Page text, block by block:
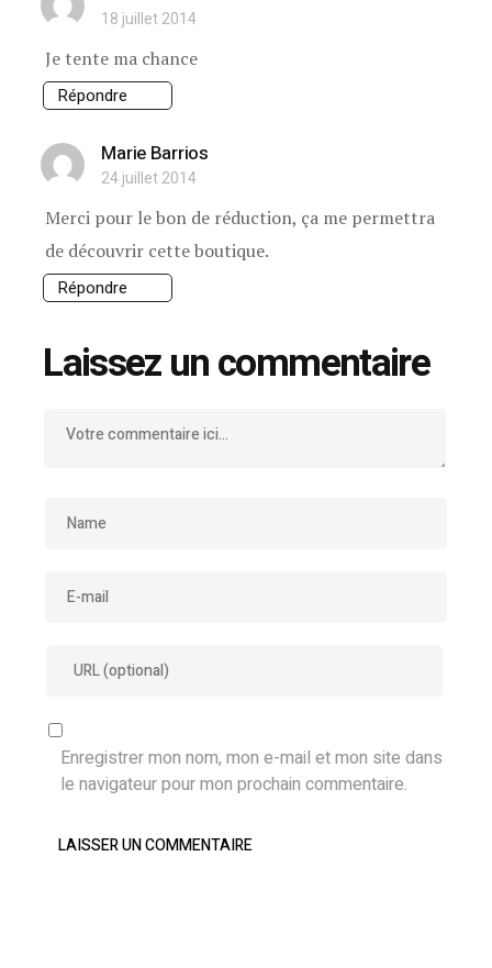
18 juillet 2014
Je tente ma chance
Répondre
Marie Barrios
24 juillet 2014
Merci pour le bon de réduction, ça me permettra
de découvrir cette boutique.
Répondre
Laissez un commentaire
Enregistrer mon nom, mon e-mail et mon site dans
le navigateur pour mon prochain commentaire.